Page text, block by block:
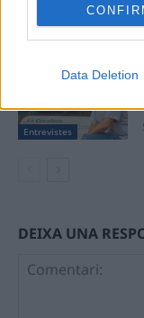
Data Deletion
Entrevistes
Entrevistes
DEIXA UNA